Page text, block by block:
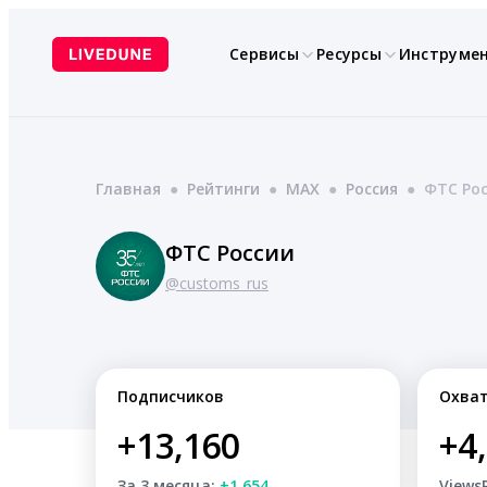
содержимому
Сервисы Ресурсы
Главная ● Рейтинги ● MAX ● Россия ● ФТС
ФТС России
@customs_rus
Подписчиков
+13,160